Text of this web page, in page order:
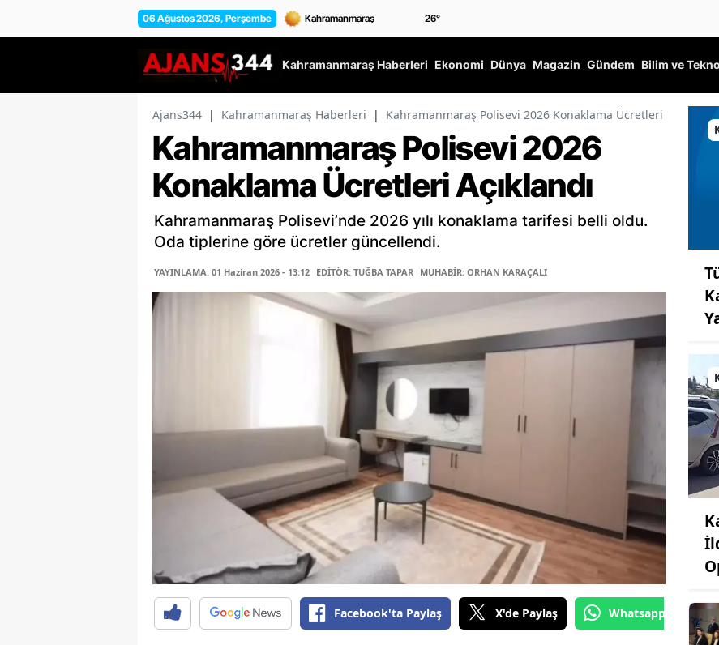
06 Ağustos 2026, Perşembe 26°
Kahramanmaraş Haberleri Ekonomi Dünya Magazin Gündem Bilim ve
Ajans344 | Kahramanmaraş Haberleri | Kahramanmaraş Polisevi 2026 Konaklama Ücretleri Açıklandı
Kahramanmaraş Polisevi 2026
Konaklama Ücretleri Açıklandı
Kahramanmaraş Polisevi’nde 2026 yılı konaklama tarifesi belli oldu.
Oda tiplerine göre ücretler güncellendi.
YAYINLAMA: 01 Haziran 2026 - 13:12 EDİTÖR: TUĞBA TAPAR MUHABİR: ORHAN KARAÇALI
Facebook'ta Paylaş X'de Paylaş Whatsapp'tan